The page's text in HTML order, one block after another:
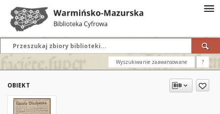
Wyszukiwanie zaawansowane ?
OBIEKT